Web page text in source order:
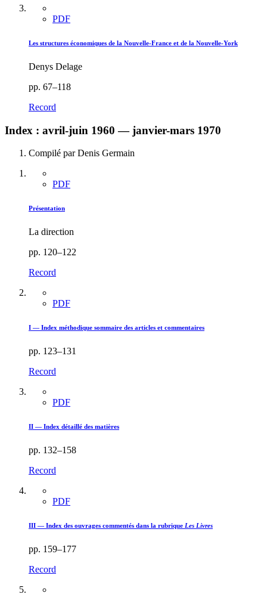
PDF
Les structures économiques de la Nouvelle-France et de la Nouvelle-York
Denys Delage
pp. 67–118
Record
Index : avril-juin 1960 — janvier-mars 1970
Compilé par Denis Germain
PDF
Présentation
La direction
pp. 120–122
Record
PDF
I — Index méthodique sommaire des articles et commentaires
pp. 123–131
Record
PDF
II — Index détaillé des matières
pp. 132–158
Record
PDF
III — Index des ouvrages commentés dans la rubrique Les Livres
pp. 159–177
Record